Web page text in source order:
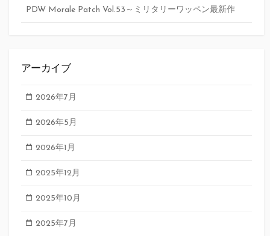
PDW Morale Patch Vol.53～ミリタリーワッペン最新作
アーカイブ
2026年7月
2026年5月
2026年1月
2025年12月
2025年10月
2025年7月